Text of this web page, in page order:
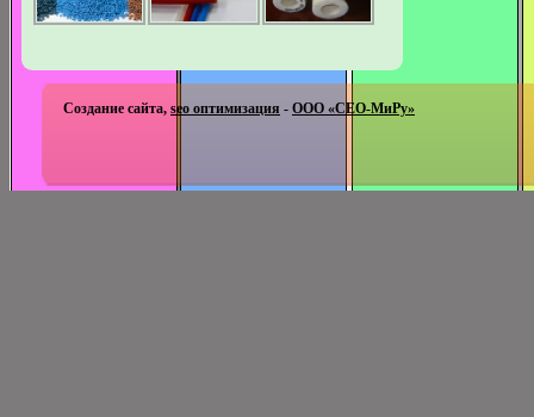
Создание сайта, seo оптимизация - ООО «СЕО-МиРу»